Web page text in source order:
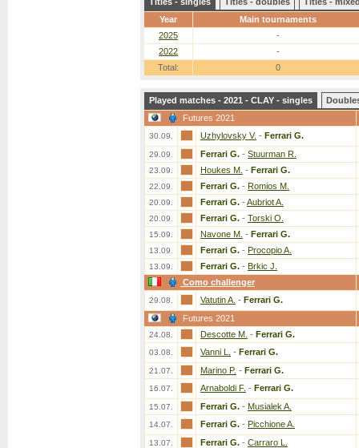
Year
Main tournaments
2025
-
2022
-
Total:
0
Played matches - 2021 - CLAY - singles
Futures 2021
30.09. Uzhylovsky V. - Ferrari G.
29.09. Ferrari G. - Stuurman R.
23.09. Houkes M. - Ferrari G.
22.09. Ferrari G. - Romios M.
20.09. Ferrari G. - Aubriot A.
20.09. Ferrari G. - Torski O.
15.09. Navone M. - Ferrari G.
13.09. Ferrari G. - Procopio A.
13.09. Ferrari G. - Brkic J.
Como challenger
29.08. Vatutin A. - Ferrari G.
Futures 2021
24.08. Descotte M. - Ferrari G.
03.08. Vanni L. - Ferrari G.
21.07. Marino P. - Ferrari G.
16.07. Arnaboldi F. - Ferrari G.
15.07. Ferrari G. - Musialek A.
14.07. Ferrari G. - Picchione A.
13.07. Ferrari G. - Carraro L.